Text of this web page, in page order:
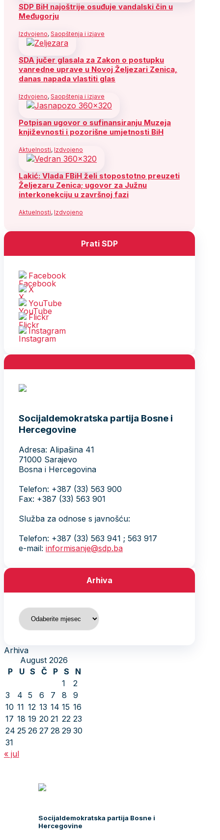
SDP BiH najoštrije osuđuje vandalski čin u
Međugorju
Izdvojeno, Saopštenja i izjave
SDA jučer glasala za Zakon o postupku
vanredne uprave u Novoj Željezari Zenica,
danas napada vlastiti glas
Izdvojeno, Saopštenja i izjave
Potpisan ugovor o sufinansiranju Muzeja
književnosti i pozorišne umjetnosti BiH
Aktuelnosti, Izdvojeno
Lakić: Vlada FBiH želi stopostotno preuzeti
Željezaru Zenica; ugovor za Južnu
interkonekciju u završnoj fazi
Aktuelnosti, Izdvojeno
Prati SDP
Facebook
X
YouTube
Flickr
Instagram
Socijaldemokratska partija Bosne i
Hercegovine
Adresa: Alipašina 41
71000 Sarajevo
Bosna i Hercegovina
Telefon: +387 (33) 563 900
Fax: +387 (33) 563 901
Služba za odnose s javnošću:
Telefon: +387 (33) 563 941 ; 563 917
e-mail: informisanje@sdp.ba
Arhiva
Arhiva
Arhiva
August 2026
P
U S Č P S
N
1
2
3
4 5 6 7 8
9
10 11 12 13 14 15 16
17 18 19 20 21 22 23
24 25 26 27 28 29 30
31
« jul
Socijaldemokratska partija Bosne i
Hercegovine